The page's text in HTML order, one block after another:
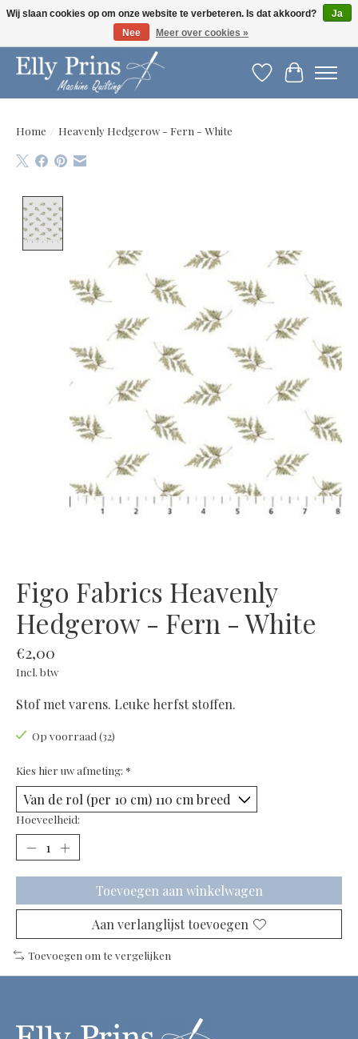
Let op: gewijzigde openingstijden!
Verlanglijst
Home / Heavenly Hedgerow - Fern - White
Figo Fabrics Heavenly
Hedgerow - Fern - White
€2,00
Incl. btw
Stof met varens. Leuke herfst stoffen.
Op voorraad (32)
Kies hier uw afmeting: *
Hoeveelheid:
Toevoegen aan winkelwagen
Aan verlanglijst toevoegen
Toevoegen om te vergelijken
Wij slaan cookies op om onze website te verbeteren. Is dat akkoord?
Ja
Nee
Meer over cookies »